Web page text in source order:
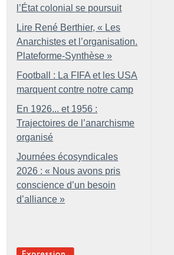
l’État colonial se poursuit
Lire René Berthier, « Les
Anarchistes et l’organisation.
Plateforme-Synthèse »
Football : La FIFA et les USA
marquent contre notre camp
En 1926... et 1956 :
Trajectoires de l’anarchisme
organisé
Journées écosyndicales
2026 : « Nous avons pris
conscience d’un besoin
d’alliance »